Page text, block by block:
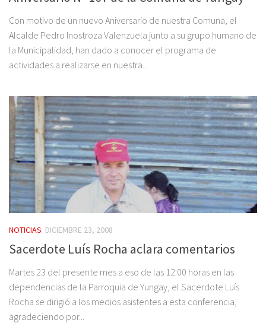
Con motivo de un nuevo Aniversario de nuestra Comuna, el
Alcalde Pedro Inostroza Valenzuela junto a su grupo humano de
la Municipalidad, han dado a conocer el programa de
actividades a realizarse en nuestra...
NOTICIAS DICIEMBRE 23, 2008
Sacerdote Luís Rocha aclara comentarios
Martes 23 del presente mes a eso de las 12:00 horas en las
dependencias de la Parroquia de Yungay, el Sacerdote Luís
Rocha se dirigió a los medios asistentes a esta conferencia,
agradeciendo por...